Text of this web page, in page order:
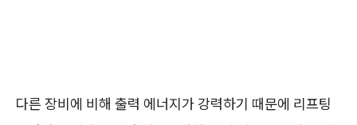
다른 장비에 비해 출력 에너지가 강력하기 때문에 리프팅